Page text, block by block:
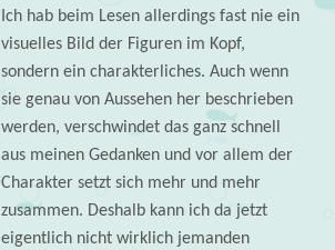
Ich hab beim Lesen allerdings fast nie ein
visuelles Bild der Figuren im Kopf,
sondern ein charakterliches. Auch wenn
sie genau von Aussehen her beschrieben
werden, verschwindet das ganz schnell
aus meinen Gedanken und vor allem der
Charakter setzt sich mehr und mehr
zusammen. Deshalb kann ich da jetzt
eigentlich nicht wirklich jemanden